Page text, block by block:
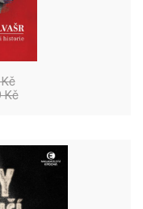
Kč